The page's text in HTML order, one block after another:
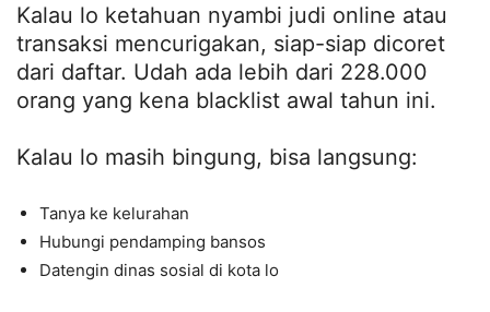
Kalau lo ketahuan nyambi judi online atau
transaksi mencurigakan, siap-siap dicoret
dari daftar. Udah ada lebih dari 228.000
orang yang kena blacklist awal tahun ini.
Kalau lo masih bingung, bisa langsung:
Tanya ke kelurahan
Hubungi pendamping bansos
Datengin dinas sosial di kota lo